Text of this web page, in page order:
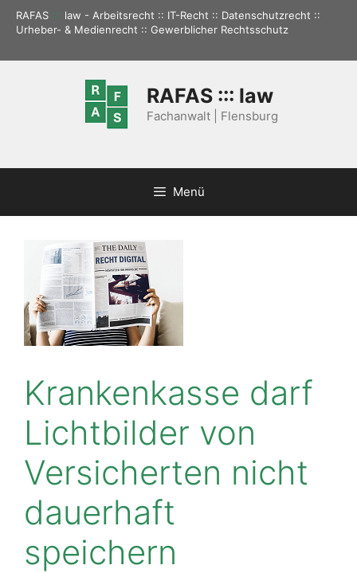
Zum
Inhalt
RAFAS ::: law - Arbeitsrecht :: IT-Recht :: Datenschutzrecht ::
Urheber- & Medienrecht :: Gewerblicher Rechtsschutz
RAFAS ::: law
Fachanwalt | Flensburg
Menü
Krankenkasse darf
Lichtbilder von
Versicherten nicht
dauerhaft
speichern